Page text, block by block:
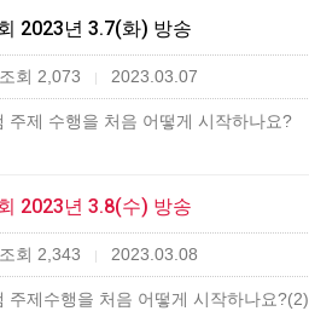
2023년 3.7(화) 방송
조회 2,073 | 2023.03.07
주제 수행을 처음 어떻게 시작하나요?
2023년 3.8(수) 방송
조회 2,343 2023.03.08
주제수행을 처음 어떻게 시작하나요?(2)